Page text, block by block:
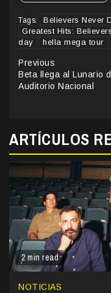
Tags: Believers Never
Greatest Hits:
day
hella mega tour
Continue
Reading
Previous
Beta llega al Lunario
Auditorio Nacional
ARTÍCULOS
2 min read
NOTICIAS